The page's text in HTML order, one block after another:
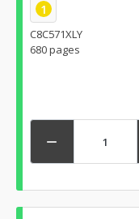
1
C8C571XLY
680 pages
